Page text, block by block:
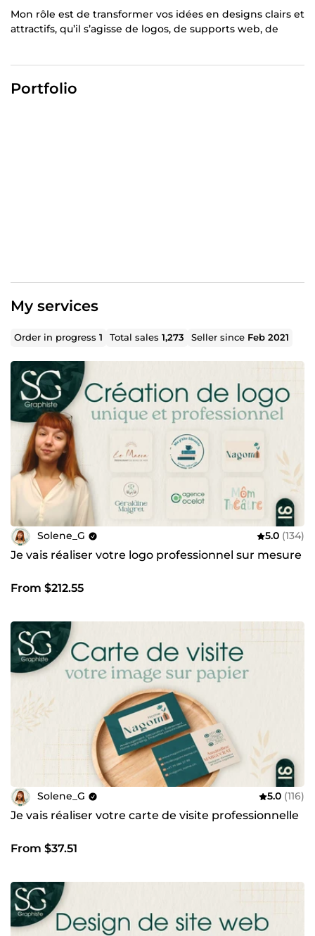
Mon rôle est de transformer vos idées en designs clairs et
attractifs, qu’il s’agisse de logos, de supports web, de
objectifs.
Portfolio
My services
Order in progress1 Total sales1,273 Seller since Feb 2021
Solene_G 5.0 (134)
Je vais réaliser votre logo professionnel sur mesure
From $212.55
Solene_G 5.0 (116)
Je vais réaliser votre carte de visite professionnelle
From $37.51